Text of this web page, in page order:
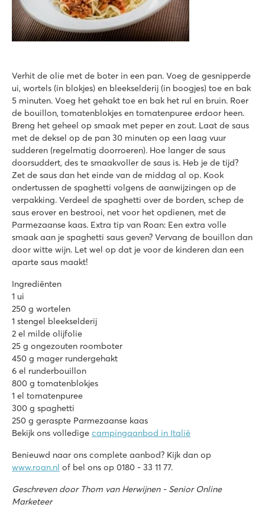
Verhit de olie met de boter in een pan. Voeg de gesnipperde
ui, wortels (in blokjes) en bleekselderij (in boogjes) toe en bak
5 minuten. Voeg het gehakt toe en bak het rul en bruin. Roer
de bouillon, tomatenblokjes en tomatenpuree erdoor heen.
Breng het geheel op smaak met peper en zout. Laat de saus
met de deksel op de pan 30 minuten op een laag vuur
sudderen (regelmatig doorroeren). Hoe langer de saus
doorsuddert, des te smaakvoller de saus is. Heb je de tijd?
Zet de saus dan het einde van de middag al op. Kook
ondertussen de spaghetti volgens de aanwijzingen op de
verpakking. Verdeel de spaghetti over de borden, schep de
saus erover en bestrooi, net voor het opdienen, met de
Parmezaanse kaas. Extra tip van Roan: Een extra volle
smaak aan je spaghetti saus geven? Vervang de bouillon dan
door witte wijn. Let wel op dat je voor de kinderen dan een
aparte saus maakt!
Ingrediënten
1 ui
250 g wortelen
1 stengel bleekselderij
2 el milde olijfolie
25 g ongezouten roomboter
450 g mager rundergehakt
6 el runderbouillon
800 g tomatenblokjes
1 el tomatenpuree
300 g spaghetti
250 g geraspte Parmezaanse kaas
Bekijk ons volledige campingaanbod in Italië
Benieuwd naar ons complete aanbod? Kijk dan op
www.roan.nl of bel ons op 0180 - 33 11 77.
Geschreven door Thom van Herwijnen - Senior Online
Marketeer